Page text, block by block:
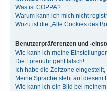
Was ist COPPA?
Warum kann ich mich nicht
Wozu ist die „Alle Cookies des
Benutzerpräferenzen und -
Wie kann ich meine
Die Forenuhr geht falsch!
Ich habe die Zeitzone
Meine Sprache steht auf diesem
Wie kann ich ein Bild bei